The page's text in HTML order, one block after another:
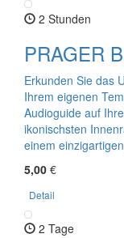
2 Stunden
PRAGER
Erkunden Sie das
Ihrem eigenen
Audioguide auf
ikonischsten
einem
5,00 €
Detail
2 Tage